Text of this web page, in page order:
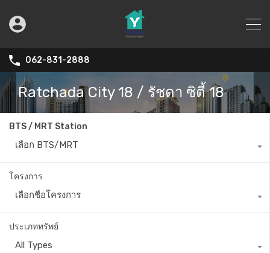
062-831-2888
Ratchada City 18 / รัชดา ซิตี้ 18
BTS / MRT Station
เลือก BTS/MRT
โครงการ
เลือกชื่อโครงการ
ประเภททรัพย์
All Types